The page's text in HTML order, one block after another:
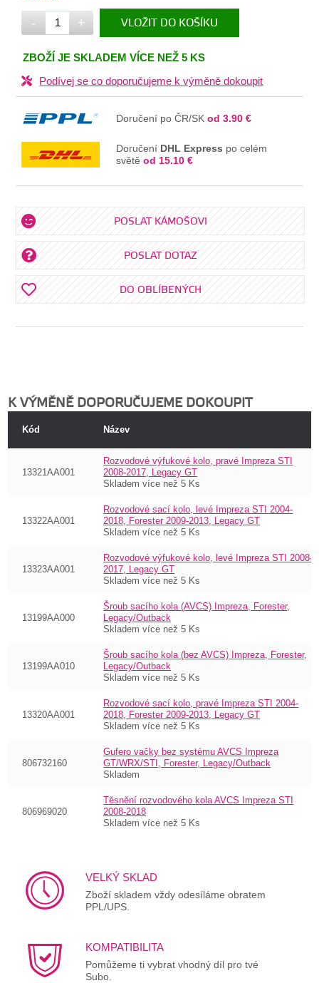
- + VLOŽIT DO KOŠÍKU
V KOŠÍKU
ZBOŽÍ JE SKLADEM VÍCE NEŽ 5 KS
Podívej se co doporučujeme k výměně dokoupit
Doručení po ČR/SKod 3.90 €
Doručení DHL Express po celém
světěod 15.10 €
POSLAT KÁMOŠOVI
POSLAT DOTAZ
DO OBLÍBENÝCH
K VÝMĚNĚ DOPORUČUJEME DOKOUPIT
Kód Název
13321AA001
Rozvodové výfukové kolo, pravé Impreza STI
2008-2017, Legacy GT
Skladem více než 5 Ks
13322AA001
Rozvodové sací kolo, levé Impreza STI 2004-
2018, Forester 2009-2013, Legacy GT
Skladem více než 5 Ks
13323AA001
Rozvodové výfukové kolo, levé Impreza STI 2008-
2017, Legacy GT
Skladem více než 5 Ks
13199AA000
Šroub sacího kola (AVCS) Impreza, Forester,
Legacy/Outback
Skladem více než 5 Ks
13199AA010
Šroub sacího kola (bez AVCS) Impreza, Forester,
Legacy/Outback
Skladem více než 5 Ks
13320AA001
Rozvodové sací kolo, pravé Impreza STI 2004-
2018, Forester 2009-2013, Legacy GT
Skladem více než 5 Ks
806732160
Gufero vačky bez systému AVCS Impreza
GT/WRX/STI, Forester, Legacy/Outback
Skladem
806969020
Těsnění rozvodového kola AVCS Impreza STI
2008-2018
Skladem více než 5 Ks
VELKÝ SKLAD
Zboží skladem vždy odesíláme obratem
PPL/UPS.
KOMPATIBILITA
Pomůžeme ti vybrat vhodný díl pro tvé
Subo.